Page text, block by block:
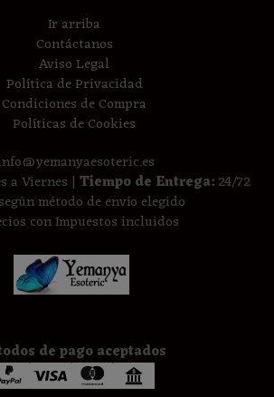
Ir arriba
Contáctanos
Aviso Legal
Política de Privacidad
Condiciones de Compra
Políticas de Cookies
a Viernes | Tiempo de Entrega:24/72
método de envío elegido
con Impuestos incluidos
de pago aceptados